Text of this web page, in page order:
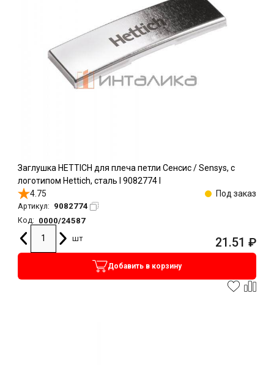
Заглушка HETTICH для плеча петли Сенсис / Sensys, с
логотипом Hettich, сталь l 9082774 l
4.75
Под заказ
Артикул: 9082774
Код:
0000/24587
шт
21.51 ₽
Добавить в корзину